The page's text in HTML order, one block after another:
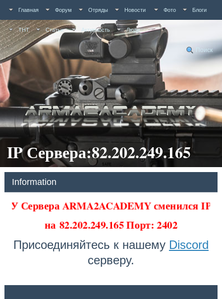
Главная Форум Отряды Новости Фото Блоги
ТНТ Статьи Активность Люди
Поиск
IP Сервера:82.202.249.165
Information
У Сервера ARMA2ACADEMY сменился IP
на 82.202.249.165 Порт: 2402
Присоединяйтесь к нашему Discord
серверу.